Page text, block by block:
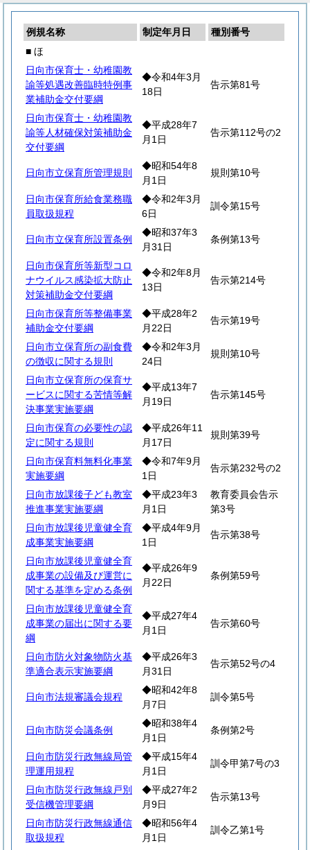
例規名称 制定年月日
種別番号
■ ほ
日向市保育士・幼稚園教
諭等処遇改善臨時特例事
業補助金交付要綱
◆令和4年3月
18日
告示第81号
日向市保育士・幼稚園教
諭等人材確保対策補助金
交付要綱
◆平成28年7
月1日
告示第112号の2
日向市立保育所管理規則
◆昭和54年8
月1日
規則第10号
日向市保育所給食業務職
員取扱規程
◆令和2年3月
6日
訓令第15号
日向市立保育所設置条例
◆昭和37年3
月31日
条例第13号
日向市保育所等新型コロ
ナウイルス感染拡大防止
対策補助金交付要綱
◆令和2年8月
13日
告示第214号
日向市保育所等整備事業
補助金交付要綱
◆平成28年2
月22日
告示第19号
日向市立保育所の副食費
の徴収に関する規則
◆令和2年3月
24日
規則第10号
日向市立保育所の保育サ
ービスに関する苦情等解
決事業実施要綱
◆平成13年7
月19日
告示第145号
日向市保育の必要性の認
定に関する規則
◆平成26年11
月17日
規則第39号
日向市保育料無料化事業
実施要綱
◆令和7年9月
1日
告示第232号の2
日向市放課後子ども教室
推進事業実施要綱
◆平成23年3
月1日
教育委員会告示
第3号
日向市放課後児童健全育
成事業実施要綱
◆平成4年9月
1日
告示第38号
日向市放課後児童健全育
成事業の設備及び運営に
関する基準を定める条例
◆平成26年9
月22日
条例第59号
日向市放課後児童健全育
成事業の届出に関する要
綱
◆平成27年4
月1日
告示第60号
日向市防火対象物防火基
準適合表示実施要綱
◆平成26年3
月31日
告示第52号の4
日向市法規審議会規程
◆昭和42年8
月7日
訓令第5号
日向市防災会議条例
◆昭和38年4
月1日
条例第2号
日向市防災行政無線局管
理運用規程
◆平成15年4
月1日
訓令甲第7号の3
日向市防災行政無線戸別
受信機管理要綱
◆平成27年2
月9日
告示第13号
日向市防災行政無線通信
取扱規程
◆昭和56年4
月1日
訓令乙第1号